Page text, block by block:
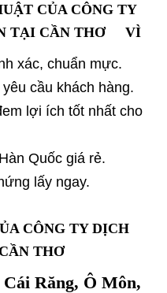
CỦA CÔNG TY
TẠI CẦN THƠ VÌ
xác, chuẩn mực.
cầu khách hàng.
lợi ích tốt nhất cho
Quốc giá rẻ.
lấy ngay.
CÔNG TY DỊCH
THƠ
Răng, Ô Môn,